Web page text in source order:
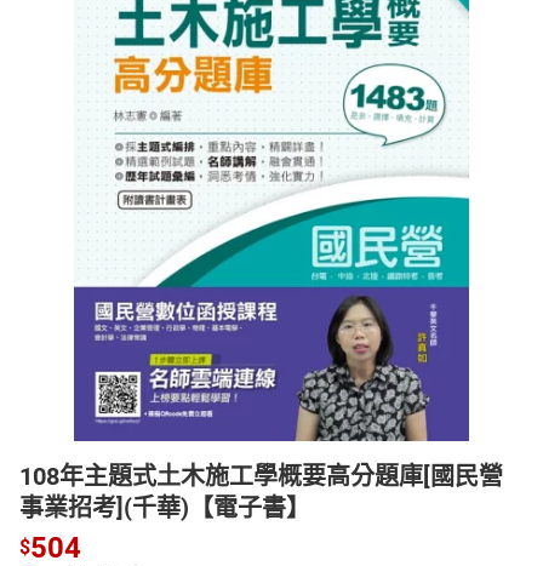
3C家電 運動休閒 親子玩具
男裝 化妝保養 情趣用品
電子/紙本書
HOT
108年主題式土木施工學概要高分題庫[國民營
事業招考](千華)【電子書】
$504